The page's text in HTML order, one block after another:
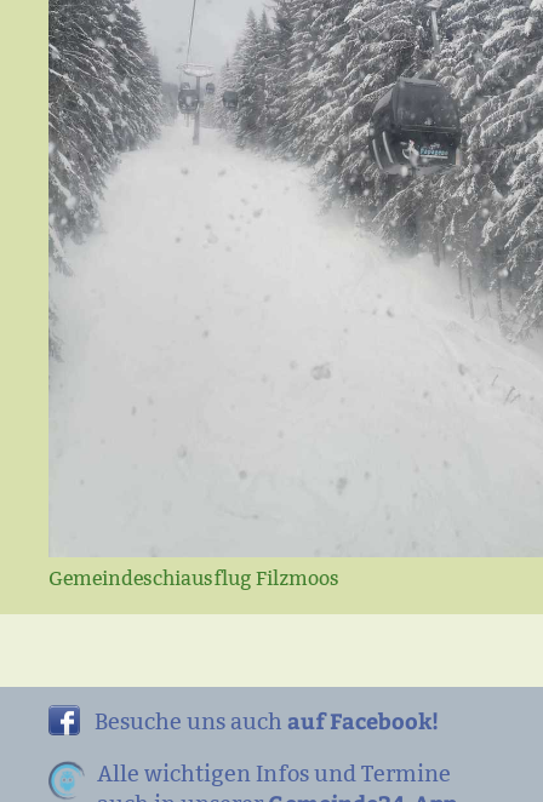
Gemeindeschiausflug Filzmoos
Besuche uns auch auf Facebook!
Alle wichtigen Infos und Termine